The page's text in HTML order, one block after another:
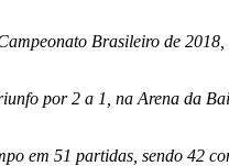
Brasileiro de
por 2 a 1, na Arena da
em 51 partidas, sendo 42